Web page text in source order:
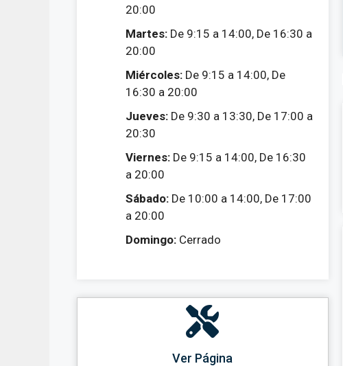
20:00
Martes: De 9:15 a 14:00, De 16:30 a
20:00
Miércoles: De 9:15 a 14:00, De
16:30 a 20:00
Jueves: De 9:30 a 13:30, De 17:00 a
20:30
Viernes: De 9:15 a 14:00, De 16:30
a 20:00
Sábado: De 10:00 a 14:00, De 17:00
a 20:00
Domingo: Cerrado
Ver Página